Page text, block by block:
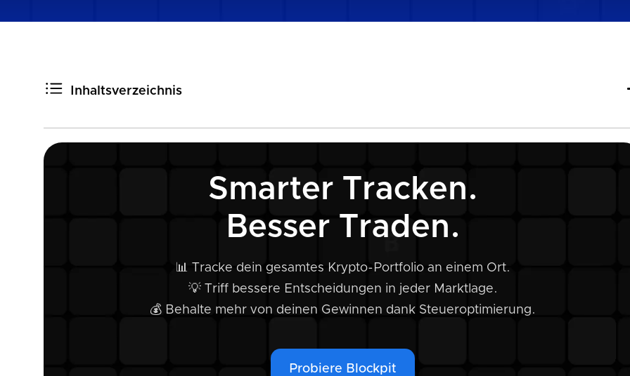
Inhaltsverzeichnis
Bitcoin-Grundlagen
Eine Einführung in die Kryptografie
Wie funktioniert eine Bitcoin-Transaktion?
Smarter Tracken.
Besser Traden.
📊 Tracke dein gesamtes Krypto-Portfolio an einem Ort.
💡 Triff bessere Entscheidungen in jeder Marktlage.
💰 Behalte mehr von deinen Gewinnen dank Steueroptimierung.
Probiere Blockpit